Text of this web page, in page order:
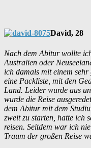
David, 28
Nach dem Abitur wollte
Australien oder
ich damals mit einem
eine Packliste, mit den
Land. Leider wurde aus
wurde die Reise
dem Abitur mit dem
zweit zu starten, hatte ich
reisen. Seitdem war ich
Traum der großen Reise